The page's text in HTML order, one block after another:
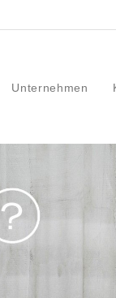
Unternehmen